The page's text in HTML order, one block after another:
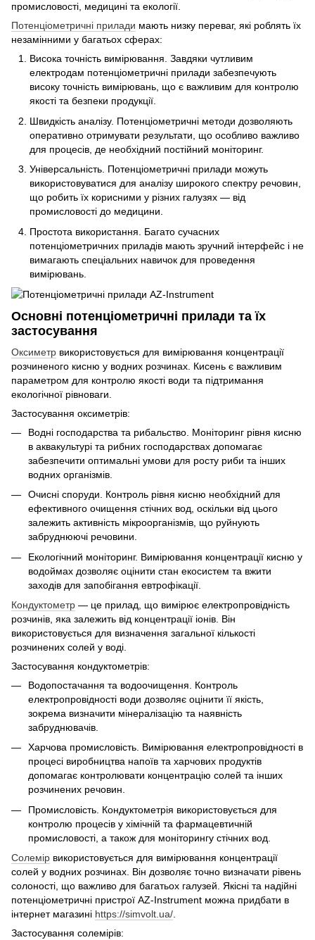
промисловості, медицині та екології.
Потенціометричні прилади мають низку переваг, які роблять їх
незамінними у багатьох сферах:
Висока точність вимірювання. Завдяки чутливим
електродам потенціометричні прилади забезпечують
високу точність вимірювань, що є важливим для контролю
якості та безпеки продукції.
Швидкість аналізу. Потенціометричні методи дозволяють
оперативно отримувати результати, що особливо важливо
для процесів, де необхідний постійний моніторинг.
Універсальність. Потенціометричні прилади можуть
використовуватися для аналізу широкого спектру речовин,
що робить їх корисними у різних галузях — від
промисловості до медицини.
Простота використання. Багато сучасних
потенціометричних приладів мають зручний інтерфейс і не
вимагають спеціальних навичок для проведення
вимірювань.
Основні потенціометричні прилади та їх
застосування
Оксиметр використовується для вимірювання концентрації
розчиненого кисню у водних розчинах. Кисень є важливим
параметром для контролю якості води та підтримання
екологічної рівноваги.
Застосування оксиметрів:
Водні господарства та рибальство. Моніторинг рівня кисню
в аквакультурі та рибних господарствах допомагає
забезпечити оптимальні умови для росту риби та інших
водних організмів.
Очисні споруди. Контроль рівня кисню необхідний для
ефективного очищення стічних вод, оскільки від цього
залежить активність мікроорганізмів, що руйнують
забруднюючі речовини.
Екологічний моніторинг. Вимірювання концентрації кисню у
водоймах дозволяє оцінити стан екосистем та вжити
заходів для запобігання евтрофікації.
Кондуктометр — це прилад, що вимірює електропровідність
розчинів, яка залежить від концентрації іонів. Він
використовується для визначення загальної кількості
розчинених солей у воді.
Застосування кондуктометрів:
Водопостачання та водоочищення. Контроль
електропровідності води дозволяє оцінити її якість,
зокрема визначити мінералізацію та наявність
забруднювачів.
Харчова промисловість. Вимірювання електропровідності в
процесі виробництва напоїв та харчових продуктів
допомагає контролювати концентрацію солей та інших
розчинених речовин.
Промисловість. Кондуктометрія використовується для
контролю процесів у хімічній та фармацевтичній
промисловості, а також для моніторингу стічних вод.
Солемір використовується для вимірювання концентрації
солей у водних розчинах. Він дозволяє точно визначати рівень
солоності, що важливо для багатьох галузей. Якісні та надійні
потенціометричні пристрої AZ-Instrument можна придбати в
інтернет магазині https://simvolt.ua/.
Застосування солемірів: